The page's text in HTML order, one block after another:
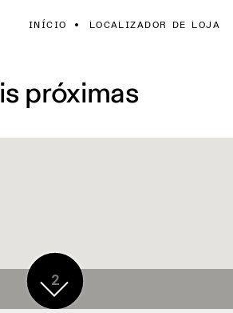
INÍCIO LOCALIZADOR DE LOJA
próximas
2